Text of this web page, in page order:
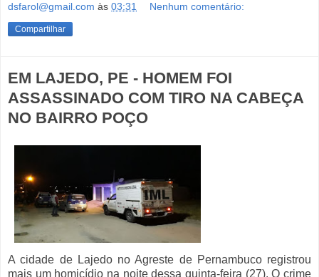
dsfarol@gmail.com às 03:31 Nenhum comentário:
Compartilhar
EM LAJEDO, PE - HOMEM FOI
ASSASSINADO COM TIRO NA CABEÇA
NO BAIRRO POÇO
A cidade de Lajedo no Agreste de Pernambuco registrou
mais um homicídio na noite dessa quinta-feira (27). O crime